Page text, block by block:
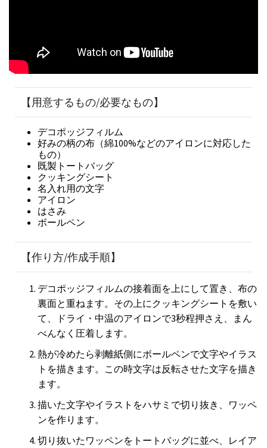
【用意するもの/必要なもの】
デコポッジフィルム
好みの柄の布（綿100%などのアイロンに対応した
もの）
既製トートバッグ
クッキングシート
名入れ用の文字
アイロン
はさみ
ボールペン
【作り方/作成手順】
デコポッジフィルムの接着面を上にして置き、布の
裏面と重ねます。その上にクッキングシートを敷い
て、ドライ・中温のアイロンで3秒程押さえ、まん
べんなく圧着します。
熱が冷めたら剥離紙側にボールペンで文字やイラス
トを描きます。この時文字は反転させた文字を描き
ます。
描いた文字やイラストをハサミで切り抜き、ワッペ
ンを作ります。
切り抜いたワッペンをトートバッグに並べ、レイア